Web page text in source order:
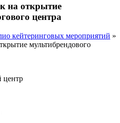
на открытие
центра
кейтеринговых мероприятий »
мультибрендового
центр